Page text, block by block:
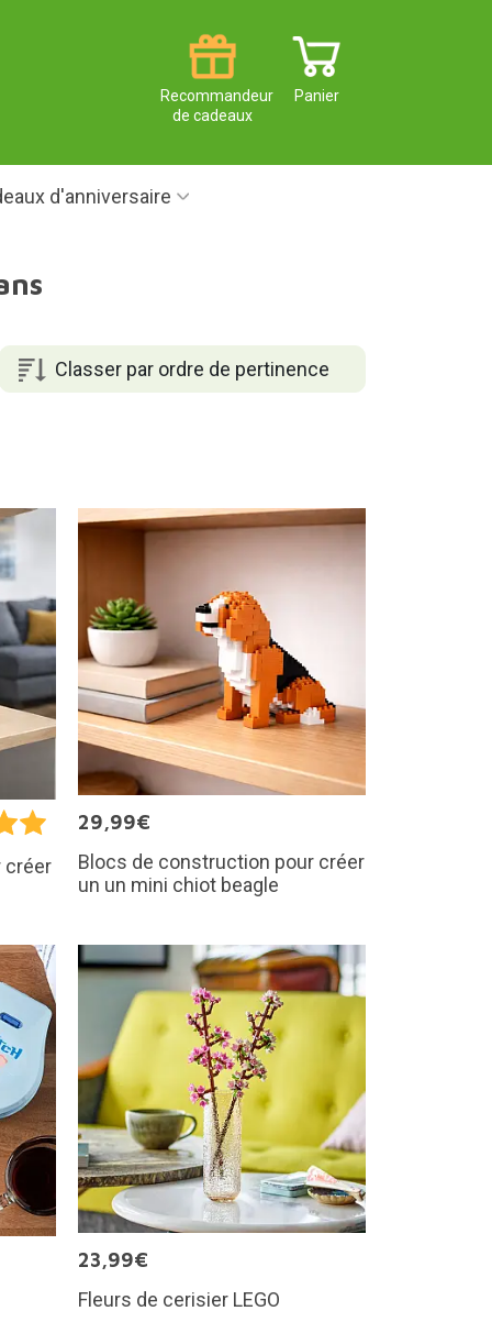
Panier
Recommandeur
de cadeaux
d'anniversaire
Classer par ordre de pertinence
créer
29,99€
Blocs de construction pour créer
un un mini chiot beagle
23,99€
Fleurs de cerisier LEGO